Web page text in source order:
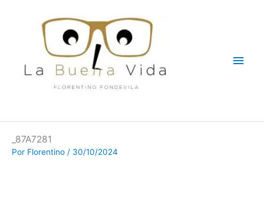
_87A7281
Por Florentino / 30/10/2024